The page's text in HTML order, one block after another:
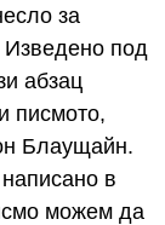
за
Изведено под
абзац
писмото,
Блаущайн.
в
можем да